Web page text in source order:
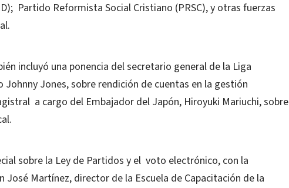
Partido Reformista Social Cristiano (PRSC), y otras fuerzas
incluyó una ponencia del secretario general de la Liga
Johnny Jones, sobre rendición de cuentas en la gestión
a cargo del Embajador del Japón, Hiroyuki Mariuchi, sobre
sobre la Ley de Partidos y el voto electrónico, con la
José Martínez, director de la Escuela de Capacitación de la